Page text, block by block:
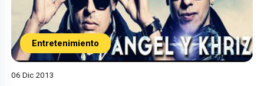
Entretenimiento
06 Dic 2013